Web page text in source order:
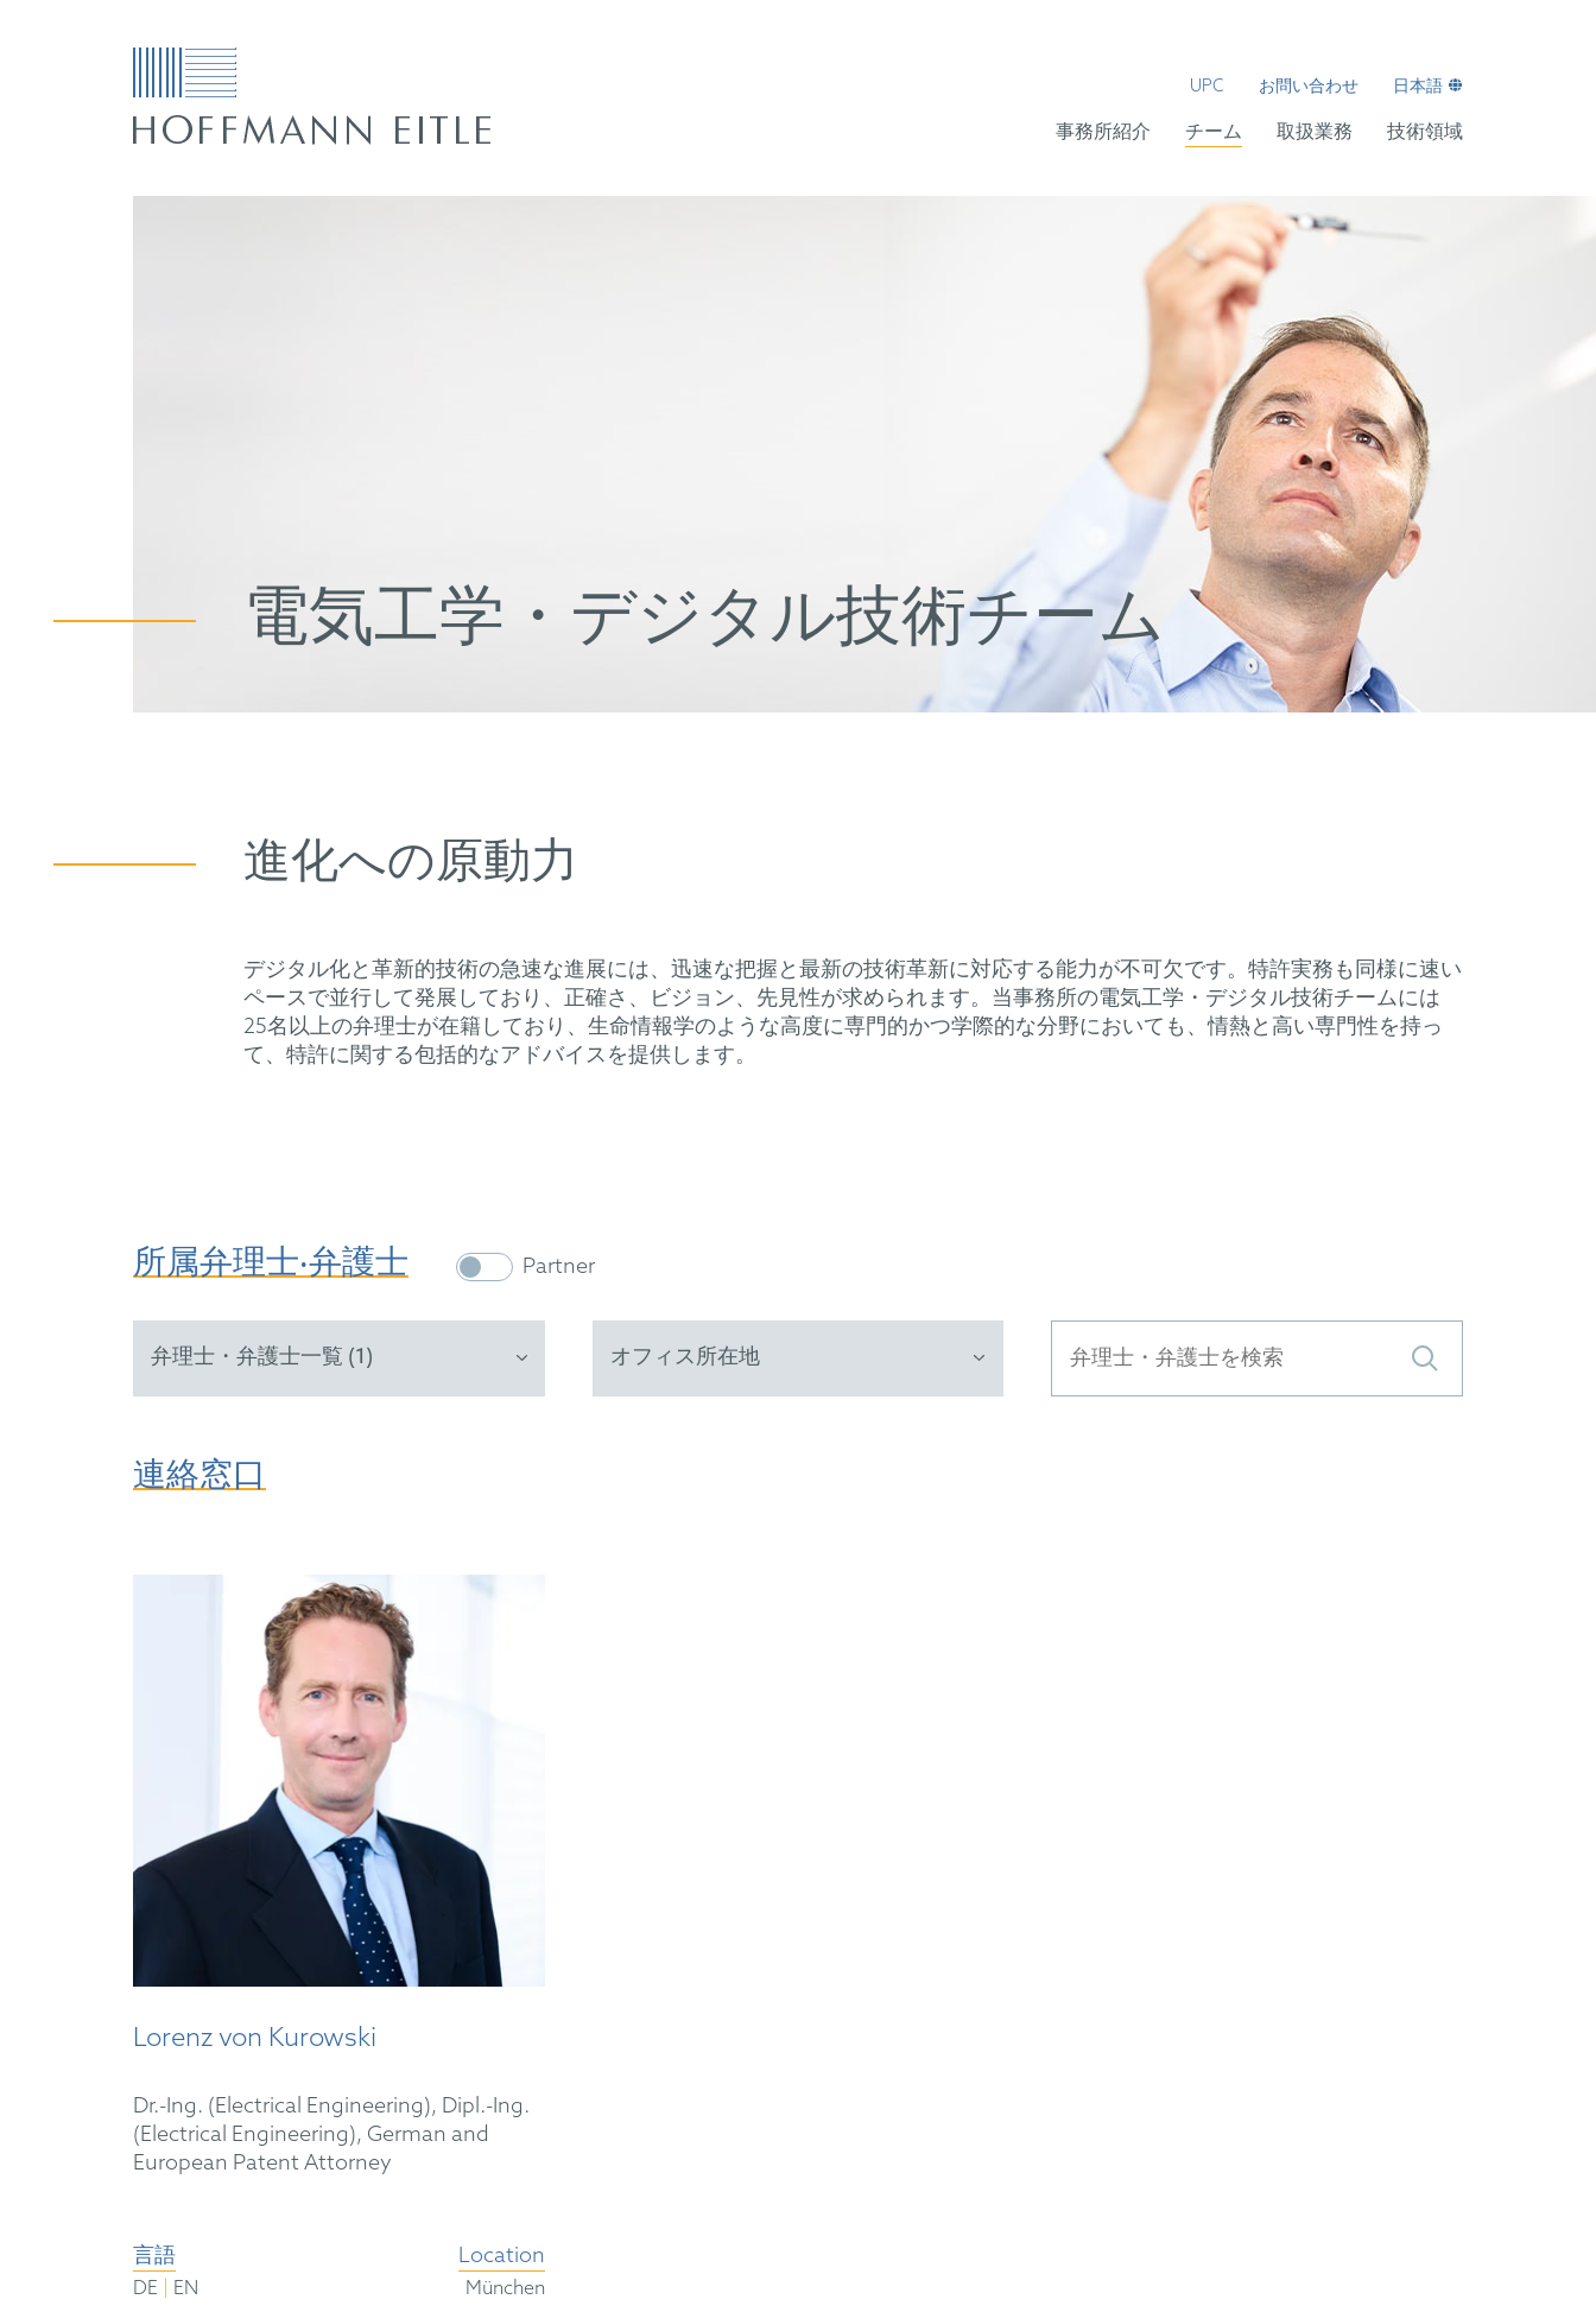
UPC お問い合わせ 日本語
事務所紹介 チーム 取扱業務 技術領域
電気工学・デジタル技術チーム
進化への原動力
デジタル化と革新的技術の急速な進展には、迅速な把握と最新の技術革新に対応する能力が不可欠です。特許実務も同様に速い
ペースで並行して発展しており、正確さ、ビジョン、先見性が求められます。当事務所の電気工学・デジタル技術チームには
25名以上の弁理士が在籍しており、生命情報学のような高度に専門的かつ学際的な分野においても、情熱と高い専門性を持っ
て、特許に関する包括的なアドバイスを提供します。
所属弁理士‧弁護士 Partner
弁理士・弁護士一覧 (1) オフィス所在地
連絡窓口
Lorenz von Kurowski
Dr.-Ing. (Electrical Engineering), Dipl.-Ing.
(Electrical Engineering), German and
European Patent Attorney
言語
DE EN
Location
München